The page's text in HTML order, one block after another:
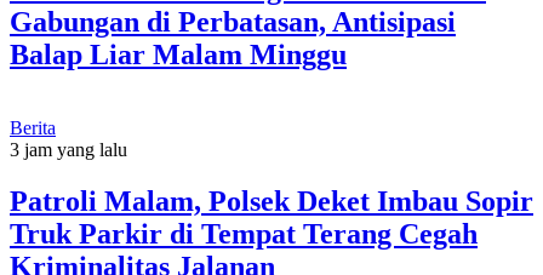
Gabungan di Perbatasan, Antisipasi
Balap Liar Malam Minggu
Berita
3 jam yang lalu
Patroli Malam, Polsek Deket Imbau Sopir
Truk Parkir di Tempat Terang Cegah
Kriminalitas Jalanan